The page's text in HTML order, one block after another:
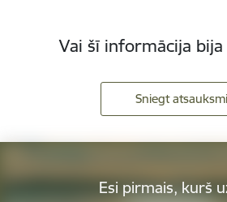
Vai šī informācija
Sniegt atsauksmi
Esi pirmais, kurš